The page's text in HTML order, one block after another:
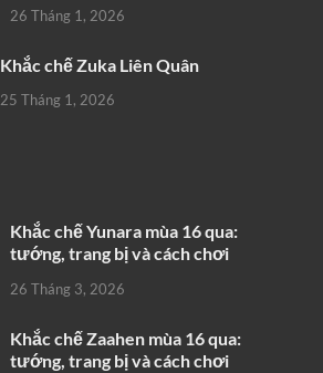
26 Tháng 1, 2026
Khắc chế Zuka Liên Quân
25 Tháng 1, 2026
Khắc chế Yunara mùa 16 qua:
tướng, trang bị và cách chơi
26 Tháng 3, 2026
Khắc chế Zaahen mùa 16 qua:
tướng, trang bị và cách chơi